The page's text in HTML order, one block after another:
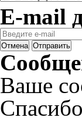
E-mail
Отмена Отправить
Ваше